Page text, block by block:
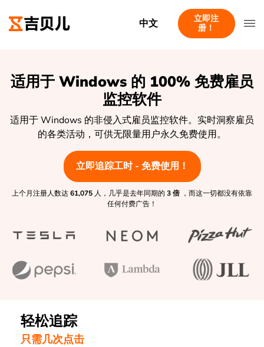
中文
立即注
册！
适用于 Windows 的 100% 免费雇员
监控软件
适用于 Windows 的非侵入式雇员监控软件。实时洞察雇员
的各类活动，可供无限量用户永久免费使用。
立即追踪工时 - 免费使用！
上个月注册人数达61,075 人，几乎是去年同期的 3 倍 ，而这一切都没有依靠
任何付费广告！
轻松追踪
只需几次点击